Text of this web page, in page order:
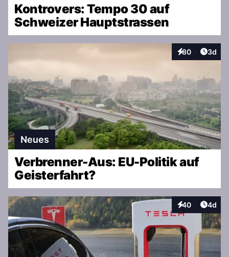
Kontrovers: Tempo 30 auf
Schweizer Hauptstrassen
80
Interaktionen
3d
Neues
Verbrenner-Aus: EU-Politik auf
Geisterfahrt?
40
Interaktionen
4d